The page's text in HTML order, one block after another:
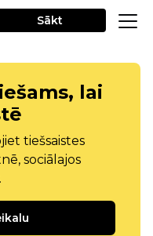
Sākt
lai
tiešsaistes
sociālajos